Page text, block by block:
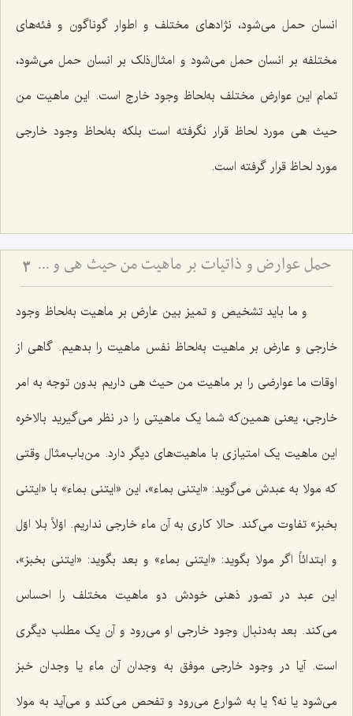
انسان حمل می‌شود، نژادهای مختلف و اطوار گوناگون و فئه‌های
مختلفه بر انسان حمل می‌شود و امثال‌ذلک بر انسان حمل می‌شود،
تمام این عوارض مختلف به‌لحاظ وجود خارج است. این ماهیت من
حیث هی مورد لحاظ قرار نگرفته است بلکه به‌لحاظ وجود خارجی
مورد لحاظ قرار گرفته است.
حمل عوارض و ذاتیات بر ماهیت من حیث هی و نسبت آن با امکان ذاتی - بررسی اشکال ارتفاع نقیضین در مسئله امکان 3
و ما باید تشخیص و تمیز بین عارض بر ماهیت به‌لحاظ وجود
خارجی و عارض بر ماهیت به‌لحاظ نفس ماهیت را بدهیم. گاهی از
اوقات ما عوارضی را بر ماهیت من حیث هی داریم بدون توجه به امر
خارجی، یعنی همین‌که شما یک ماهیتی را در نظر می‌گیرید بالاخره
این ماهیت یک امتیازی با ماهیت‌های دیگر دارد. من‌باب‌مثال وقتی
که مولا به عبدش می‌گوید: «ایتنی بماء»، این «ایتنی بماء» با «ایتنی
بخبز» تفاوت می‌کند. حالا کاری به آن ماء خارجی نداریم. اوّلاً بلا اوّل
و ابتدائاً اگر مولا بگوید: «ایتنی بماء» و بعد بگوید: «ایتنی بخبز»،
این عبد در تصور ذهنی خودش دو ماهیت مختلف را احساس
می‌کند. بعد به‌دنبال وجود خارجی او می‌رود و آن یک مطلب دیگری
است. آیا در وجود خارجی موفق به وجدان آن ماء یا وجدان خبز
می‌شود یا نه؟ یا به شوارع می‌رود و تفحص می‌کند و می‌آید به مولا